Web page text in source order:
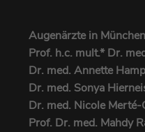
Augenärzte in München
Prof. h.c. mult.* Dr.
Dr. med. Annette
Dr. med. Sonya
Dr. med. Nicole Merté-
Prof. Dr. med. Mahdy